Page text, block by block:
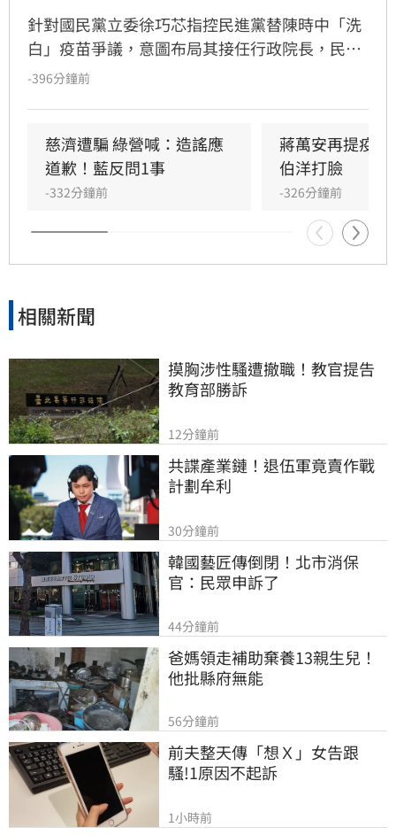
針對國民黨立委徐巧芯指控民進黨替陳時中「洗
白」疫苗爭議，意圖布局其接任行政院長，民進
黨台北市長參選人沈伯洋表示，當年陳時中針對
時中將接掌閣揆的說法，沈伯洋則認為此議題應
詢問相關決策層而非他本人。
-396分鐘前
慈濟遭騙 綠營喊：造謠應
道歉！藍反問1事
-332分鐘前
蔣萬安再提疫
伯洋打臉
-326分鐘前
相關新聞
摸胸涉性騷遭撤職！教官提告
教育部勝訴
12分鐘前
共諜產業鏈！退伍軍竟賣作戰
計劃牟利
30分鐘前
韓國藝匠傳倒閉！北市消保
官：民眾申訴了
44分鐘前
爸媽領走補助棄養13親生兒！
他批縣府無能
56分鐘前
前夫整天傳「想Ｘ」女告跟
騷!1原因不起訴
1小時前